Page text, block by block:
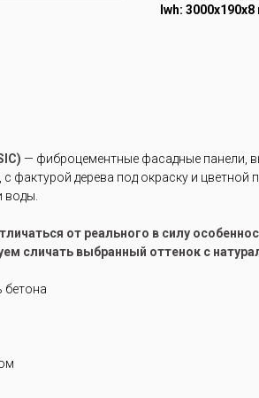
lwh: 3000x190x8
— фиброцементные фасадные панели,
дерева под окраску и цветной
воды.
от реального в силу
сличать выбранный оттенок с
бетона